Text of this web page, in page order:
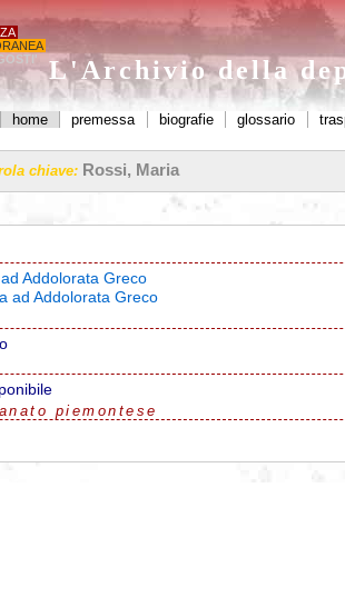
L'Archivio della
home premessa biografie glossario
chiave: Rossi, Maria
Addolorata Greco
ad Addolorata Greco
piemontese